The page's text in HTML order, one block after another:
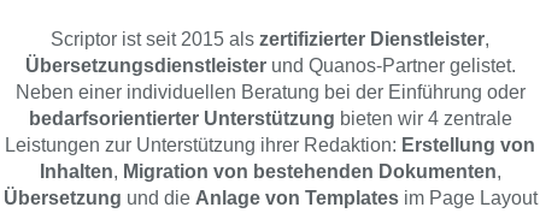
Scriptor ist seit 2015 als zertifizierter Dienstleister,
Übersetzungsdienstleisterund Quanos-Partner gelistet.
Neben einer individuellen Beratung bei der Einführung oder
bedarfsorientierter Unterstützung bieten wir 4 zentrale
Leistungen zur Unterstützung ihrer Redaktion: Erstellung von
Inhalten, Migration von bestehenden Dokumenten,
Übersetzung und die Anlage von Templatesim Page Layout